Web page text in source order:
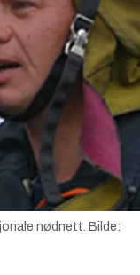
nødnett. Bilde: